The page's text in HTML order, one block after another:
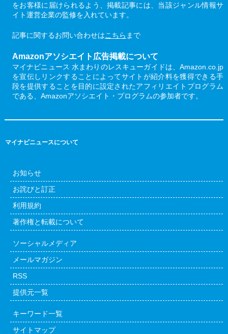
をお客様に届けられるよう、掲載記事には、当該ジャンル情報サ
イト運営企業の監修を入れています。
記事に関するお問い合わせはこちら まで
Amazonアソシエイト広告掲載について
マイナビニュース 水まわりのレスキューガイドは、Amazon.co.jp
を宣伝しリンクすることによってサイトが紹介料を獲得できる手
段を提供することを目的に設定されたアフィリエイトプログラム
である、Amazonアソシエイト・プログラムの参加者です。
マイナビニュースについて
お知らせ
お詫びと訂正
利用規約
著作権と転載について
ソーシャルメディア
メールマガジン
RSS
提供元一覧
キーワード一覧
サイトマップ